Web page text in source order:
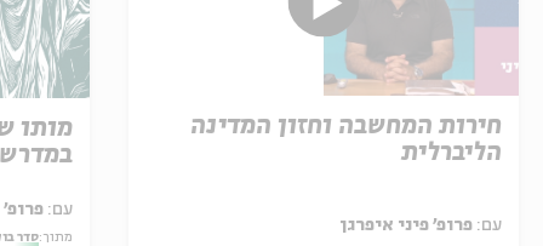
חירות המחשבה וחזון המדינה
הליברלית
עם: פרופ' פיני איפרגן
מותו
עם: פרופ' אביגדור שנאן
מתוך:סדר